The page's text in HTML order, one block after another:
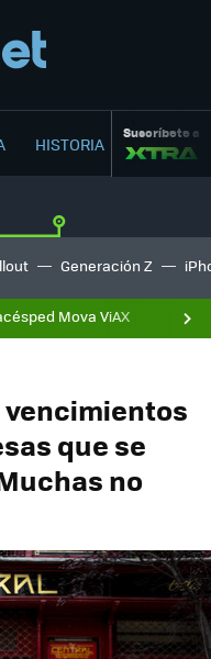
HISTORIA Suscríbete a
Generación Z
Mova ViAX
que se
no